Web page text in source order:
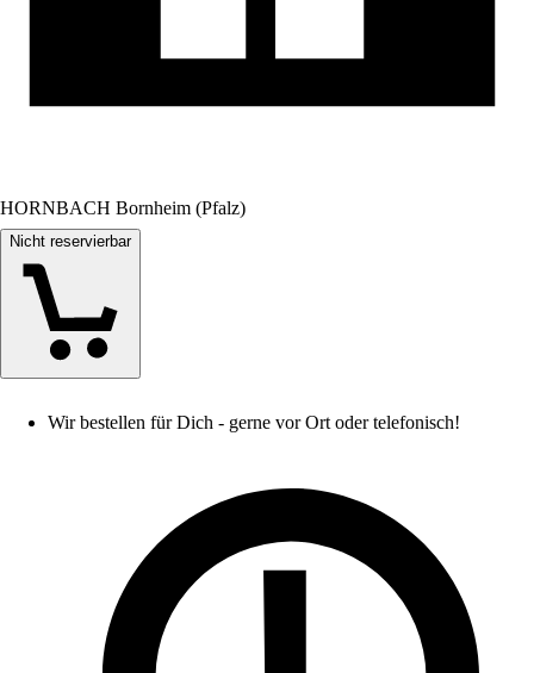
HORNBACH Bornheim (Pfalz)
Nicht reservierbar
Wir bestellen für Dich - gerne vor Ort oder telefonisch!